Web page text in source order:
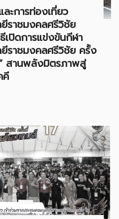
ะการท่องเที่ยว
ยีราชมงคลศรีวิชัย
ปิดการแข่งขันกีฬา
ยีราชมงคลศรีวิชัย ครั้ง
สานพลังมิตรภาพสู่
คี